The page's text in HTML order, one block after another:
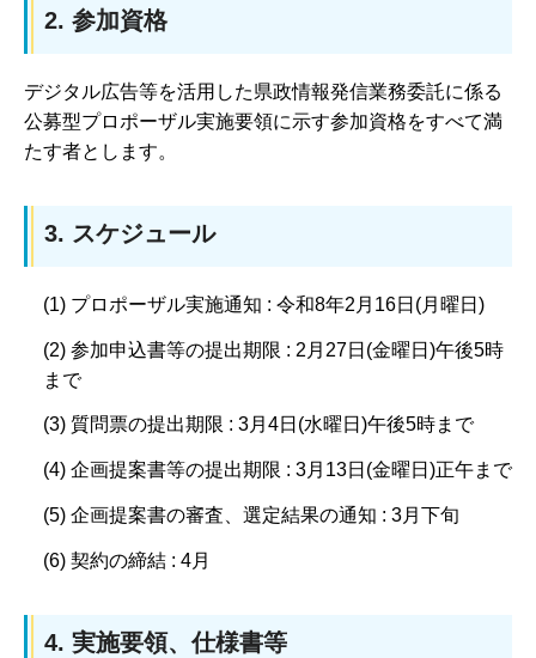
2. 参加資格
デジタル広告等を活用した県政情報発信業務委託に係る
公募型プロポーザル実施要領に示す参加資格をすべて満
たす者とします。
3. スケジュール
(1) プロポーザル実施通知 : 令和8年2月16日(月曜日)
(2) 参加申込書等の提出期限 : 2月27日(金曜日)午後5時
まで
(3) 質問票の提出期限 : 3月4日(水曜日)午後5時まで
(4) 企画提案書等の提出期限 : 3月13日(金曜日)正午まで
(5) 企画提案書の審査、選定結果の通知 : 3月下旬
(6) 契約の締結 : 4月
4. 実施要領、仕様書等